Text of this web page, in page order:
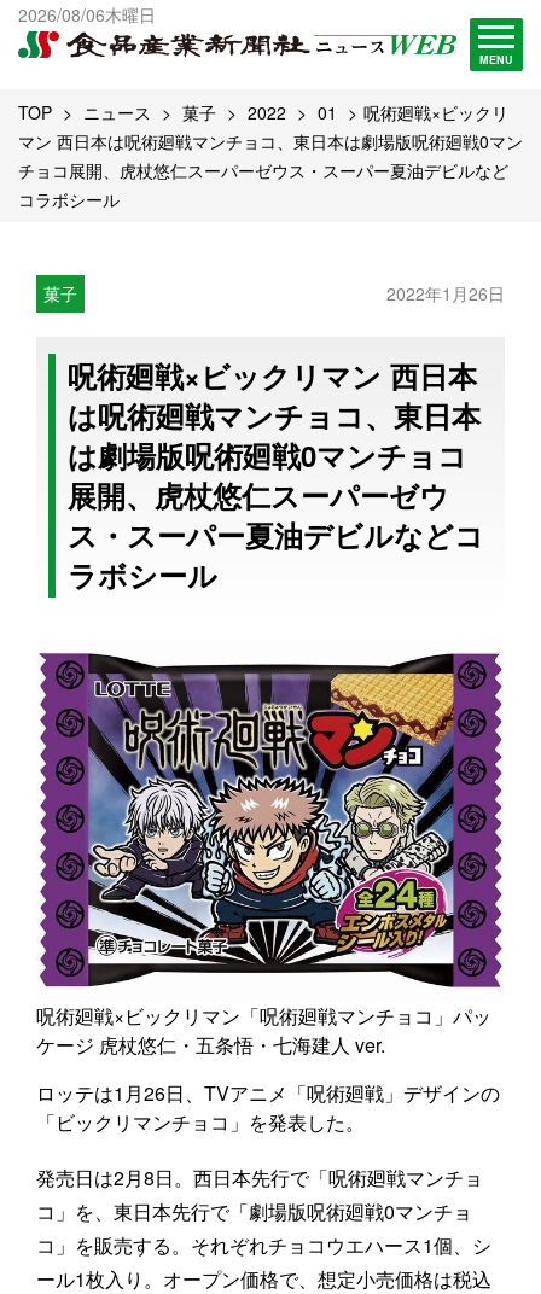
2026/08/06木曜日
MENU
出版物一覧へ
試読・購読申し込み
TOP ニュース 菓子 2022 01
呪術廻戦×ビックリ
マン 西日本は呪術廻戦マンチョコ、東日本は劇場版呪術廻戦0マン
チョコ展開、虎杖悠仁スーパーゼウス・スーパー夏油デビルなど
コラボシール
菓子 2022年1月26日
呪術廻戦×ビックリマン 西日本
は呪術廻戦マンチョコ、東日本
は劇場版呪術廻戦0マンチョコ
展開、虎杖悠仁スーパーゼウ
ス・スーパー夏油デビルなどコ
ラボシール
呪術廻戦×ビックリマン「呪術廻戦マンチョコ」パッ
ケージ 虎杖悠仁・五条悟・七海建人 ver.
ロッテは1月26日、TVアニメ「呪術廻戦」デザインの
「ビックリマンチョコ」を発表した。
発売日は2月8日。西日本先行で「呪術廻戦マンチョ
コ」を、東日本先行で「劇場版呪術廻戦0マンチョ
コ」を販売する。それぞれチョコウエハース1個、シ
ール1枚入り。オープン価格で、想定小売価格は税込